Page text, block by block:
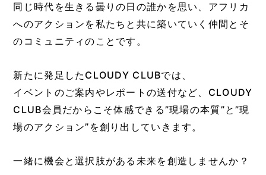
同じ時代を生きる曇りの日の誰かを思い、アフリカ
へのアクションを私たちと共に築いていく仲間とそ
のコミュニティのことです。
新たに発足したCLOUDY CLUBでは、
イベントのご案内やレポートの送付など、CLOUDY
CLUB会員だからこそ体感できる”現場の本質”と”現
場のアクション”を創り出していきます。
一緒に機会と選択肢がある未来を創造しませんか？